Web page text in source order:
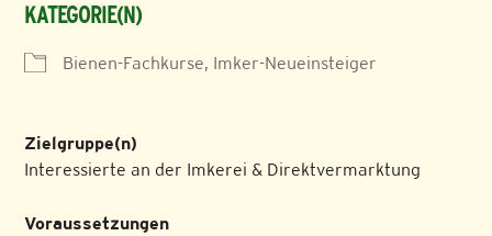
KATEGORIE(N)
Bienen-Fachkurse, Imker-Neueinsteiger
Zielgruppe(n)
Interessierte an der Imkerei & Direktvermarktung
Voraussetzungen